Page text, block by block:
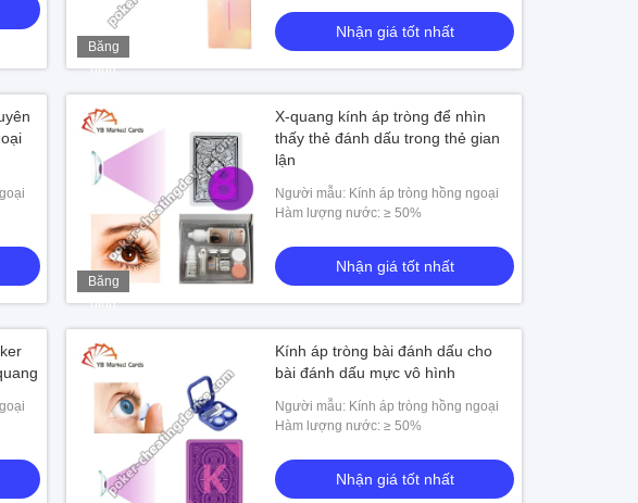
Băng
hình
Nhận giá tốt nhất
Băng
hình
X-quang kính áp tròng để nhìn
thấy thẻ đánh dấu trong thẻ gian
lận
Người mẫu: Kính áp tròng hồng ngoại
Hàm lượng nước: ≥ 50%
Nhận giá tốt nhất
Kính áp tròng bài đánh dấu cho
bài đánh dấu mực vô hình
Người mẫu: Kính áp tròng hồng ngoại
Hàm lượng nước: ≥ 50%
Nhận giá tốt nhất